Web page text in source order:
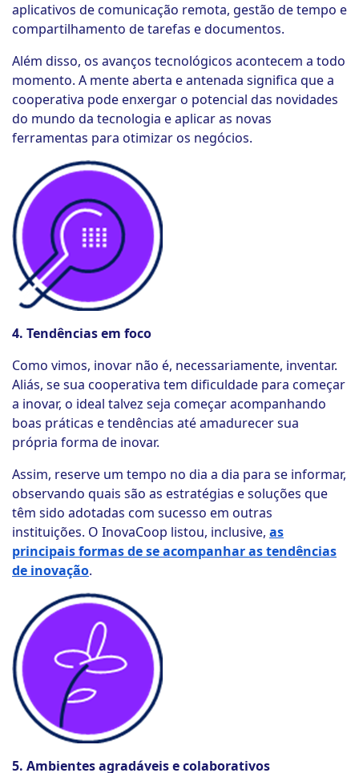
aplicativos de comunicação remota, gestão de tempo e
compartilhamento de tarefas e documentos.
Além disso, os avanços tecnológicos acontecem a todo
momento. A mente aberta e antenada significa que a
cooperativa pode enxergar o potencial das novidades
do mundo da tecnologia e aplicar as novas
ferramentas para otimizar os negócios.
4. Tendências em foco
Como vimos, inovar não é, necessariamente, inventar.
Aliás, se sua cooperativa tem dificuldade para começar
a inovar, o ideal talvez seja começar acompanhando
boas práticas e tendências até amadurecer sua
própria forma de inovar.
Assim, reserve um tempo no dia a dia para se informar,
observando quais são as estratégias e soluções que
têm sido adotadas com sucesso em outras
instituições. O InovaCoop listou, inclusive, as
principais formas de se acompanhar as tendências
de inovação.
5. Ambientes agradáveis e colaborativos